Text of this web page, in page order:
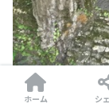
ホーム シ